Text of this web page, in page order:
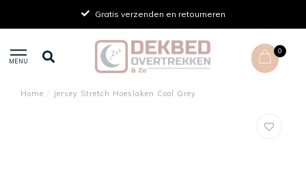
Gratis verzenden en retourneren
MENU
0
Home / Jersey Stretch Hoeslaken Cool Grey